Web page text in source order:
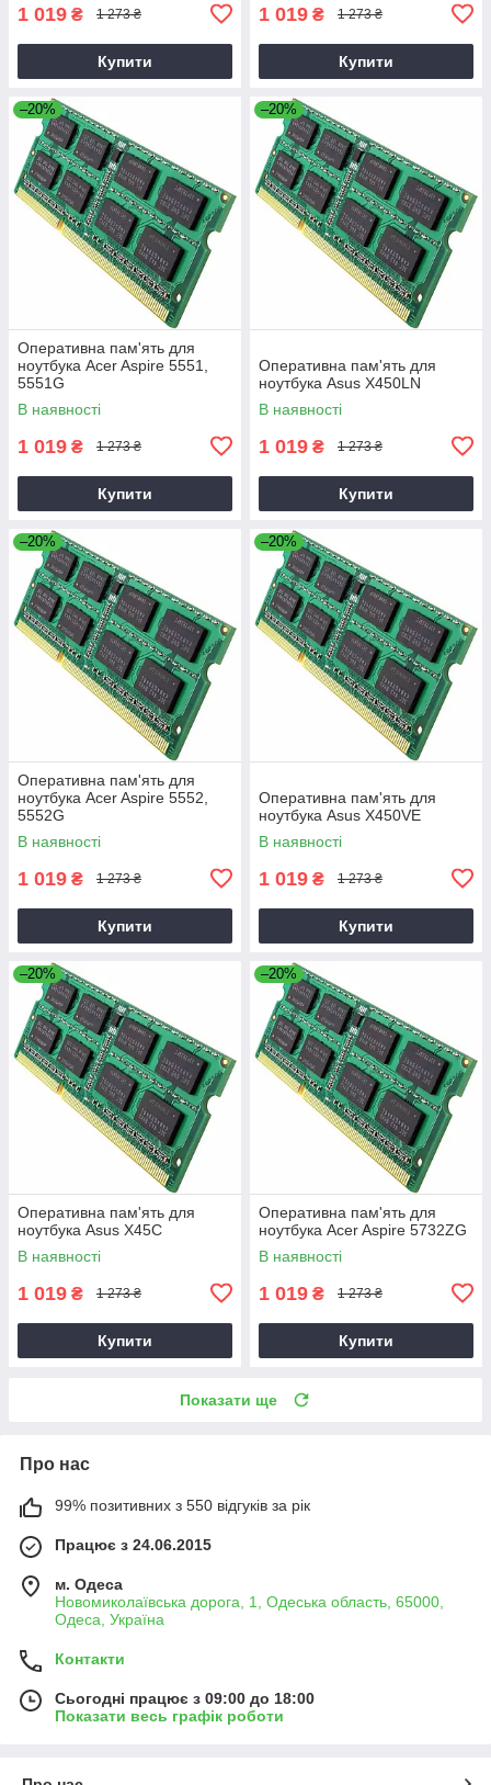
1 019 ₴ 1 273 ₴
Купити
1 019 ₴ 1 273 ₴
Купити
–20%
Оперативна пам'ять для
ноутбука Acer Aspire 5551,
5551G
В наявності
1 019 ₴ 1 273 ₴
Купити
–20%
Оперативна пам'ять для
ноутбука Asus X450LN
В наявності
1 019 ₴ 1 273 ₴
Купити
–20%
Оперативна пам'ять для
ноутбука Acer Aspire 5552,
5552G
В наявності
1 019 ₴ 1 273 ₴
Купити
–20%
Оперативна пам'ять для
ноутбука Asus X450VE
В наявності
1 019 ₴ 1 273 ₴
Купити
–20%
Оперативна пам'ять для
ноутбука Asus X45C
В наявності
1 019 ₴ 1 273 ₴
Купити
–20%
Оперативна пам'ять для
ноутбука Acer Aspire 5732ZG
В наявності
1 019 ₴ 1 273 ₴
Купити
Показати ще
Про нас
99% позитивних з 550 відгуків за рік
Працює з 24.06.2015
м. Одеса
Новомиколаївська дорога, 1, Одеська область, 65000,
Одеса, Україна
Контакти
Сьогодні працює з 09:00 до 18:00
Показати весь графік роботи